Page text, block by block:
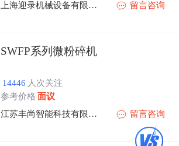
上海迎录机械设备有限公司
留言咨询
SWFP系列微粉碎机
14446 人次关注
参考价格 面议
江苏丰尚智能科技有限公司
留言咨询